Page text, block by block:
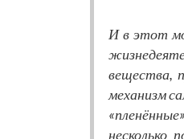
И в этот
вещества,
механизм
несколько